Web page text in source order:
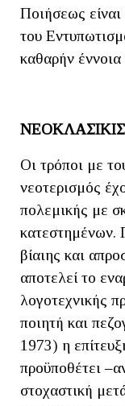
Ποιήσεως
του
καθαρήν
Οι τρόποι με
νεοτερισμός
πολεμικής με
κατεστημένων.
βίαιης και
αποτελεί το
λογοτεχνικής
ποιητή και
1973) η
προϋποθέτει
στοχαστική